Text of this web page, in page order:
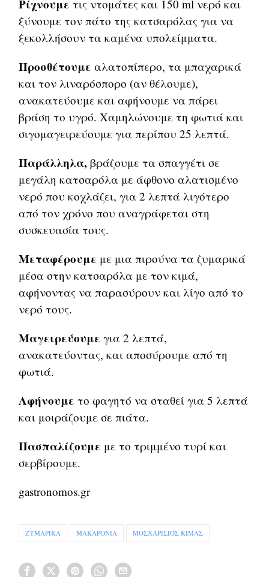
Ρίχνουμετις ντομάτες και 150 ml νερό και
ξύνουμε τον πάτο της κατσαρόλας για να
ξεκολλήσουν τα καμένα υπολείμματα.
Προσθέτουμε αλατοπίπερο, τα μπαχαρικά
και τον λιναρόσπορο (αν θέλουμε),
ανακατεύουμε και αφήνουμε να πάρει
βράση το υγρό. Χαμηλώνουμε τη φωτιά και
σιγομαγειρεύουμε για περίπου 25 λεπτά.
Παράλληλα, βράζουμε τα σπαγγέτι σε
μεγάλη κατσαρόλα με άφθονο αλατισμένο
νερό που κοχλάζει, για 2 λεπτά λιγότερο
από τον χρόνο που αναγράφεται στη
συσκευασία τους.
Μεταφέρουμε με μια πιρούνα τα ζυμαρικά
μέσα στην κατσαρόλα με τον κιμά,
αφήνοντας να παρασύρουν και λίγο από το
νερό τους.
Μαγειρεύουμεγια 2 λεπτά,
ανακατεύοντας, και αποσύρουμε από τη
φωτιά.
Αφήνουμε το φαγητό να σταθεί για 5 λεπτά
και μοιράζουμε σε πιάτα.
Πασπαλίζουμε με το τριμμένο τυρί και
σερβίρουμε.
gastronomos.gr
ΖΥΜΑΡΙΚΑ ΜΑΚΑΡΟΝΙΑ ΜΟΣΧΑΡΙΣΙΟΣ ΚΙΜΑΣ